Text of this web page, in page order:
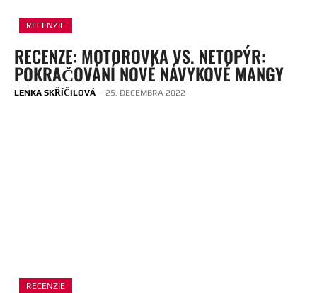
RECENZIE
RECENZE: MOTOROVKA VS. NETOPÝR:
POKRAČOVÁNÍ NOVÉ NÁVYKOVÉ MANGY
LENKA SKŘÍČILOVÁ - 25. DECEMBRA 2022
RECENZIE